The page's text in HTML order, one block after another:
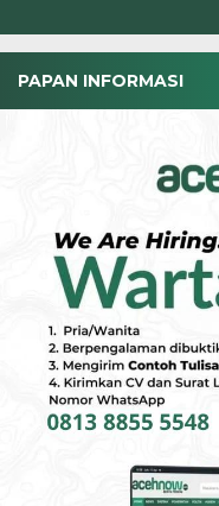
PAPAN INFORMASI